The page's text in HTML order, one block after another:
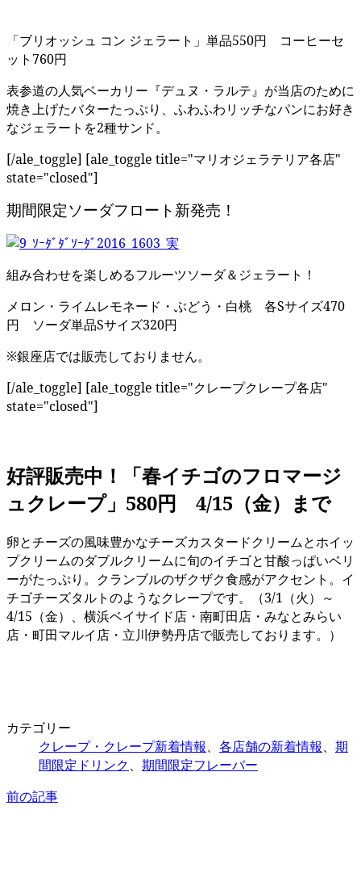
「ブリオッシュ コン ジェラート」単品550円 コーヒーセ
ット760円
表参道の人気ベーカリー『デュヌ・ラルテ』が当店のために
焼き上げたバターたっぷり、ふわふわリッチなパンにお好き
なジェラートを2種サンド。
[/ale_toggle] [ale_toggle title="マリオジェラテリア各店"
state="closed"]
期間限定ソーダフロート新発売！
組み合わせを楽しめるフルーツソーダ＆ジェラート！
メロン・ライムレモネード・ぶどう・白桃 各Sサイズ470
円 ソーダ単品Sサイズ320円
※銀座店では販売しておりません。
[/ale_toggle] [ale_toggle title="クレープクレープ各店"
state="closed"]
好評販売中！「春イチゴのフロマージ
ュクレープ」580円 4/15（金）まで
卵とチーズの風味豊かなチーズカスタードクリームとホイッ
プクリームのダブルクリームに旬のイチゴと甘酸っぱいベリ
ーがたっぷり。クランブルのザクザク食感がアクセント。イ
チゴチーズタルトのようなクレープです。（3/1（火）～
4/15（金）、横浜ベイサイド店・南町田店・みなとみらい
店・町田マルイ店・立川伊勢丹店で販売しております。）
カテゴリー
クレープ・クレープ新着情報、 各店舗の新着情報、 期
間限定ドリンク、 期間限定フレーバー
前の記事